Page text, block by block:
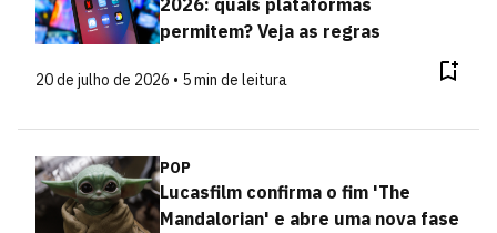
2026: quais plataformas
permitem? Veja as regras
20 de julho de 2026 • 5 min de leitura
POP
Lucasfilm confirma o fim 'The
Mandalorian' e abre uma nova fase